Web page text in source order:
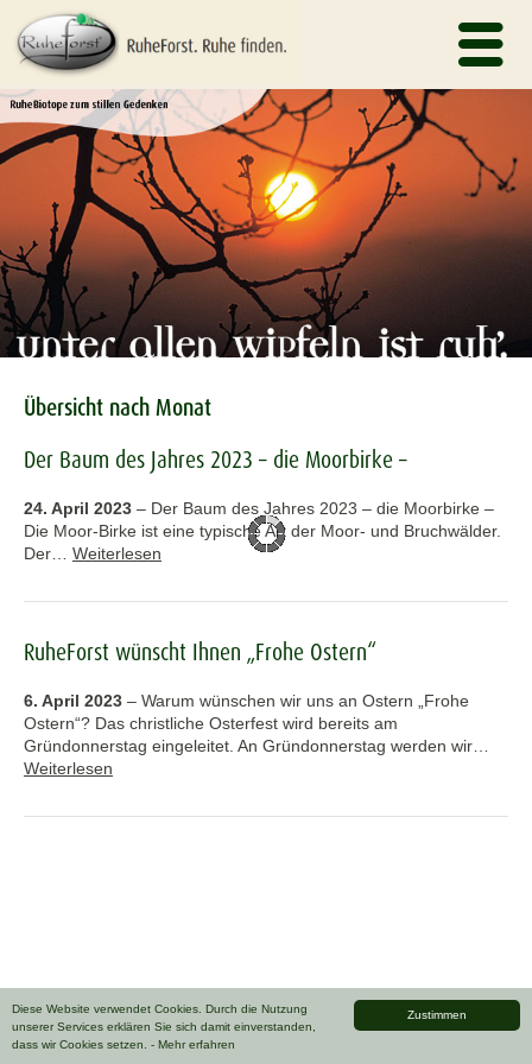
Zustimmen
Diese Website verwendet Cookies. Durch die Nutzung
unserer Services erklären Sie sich damit einverstanden,
dass wir Cookies setzen. - Mehr erfahren
Übersicht nach Monat
Der Baum des Jahres 2023 – die Moorbirke –
24. April 2023 – Der Baum des Jahres 2023 – die Moorbirke –
Die Moor-Birke ist eine typische Art der Moor- und Bruchwälder.
Der… Weiterlesen
RuheForst wünscht Ihnen „Frohe Ostern“
6. April 2023 – Warum wünschen wir uns an Ostern „Frohe
Ostern“? Das christliche Osterfest wird bereits am
Gründonnerstag eingeleitet. An Gründonnerstag werden wir…
Weiterlesen